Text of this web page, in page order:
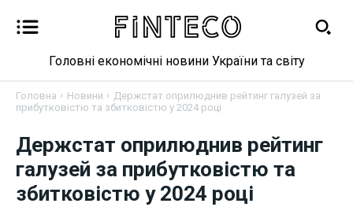
Новини
Бізнес
Головні економічні новини України та світу
Головна Новини
Держстат оприлюднив рейтинг галузей за
прибутковістю та збитковістю у 2024 році
Держстат оприлюднив рейтинг
галузей за прибутковістю та
збитковістю у 2024 році